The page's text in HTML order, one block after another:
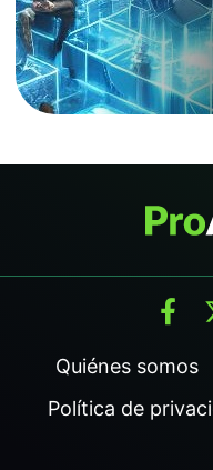
Quiénes somos
Política de